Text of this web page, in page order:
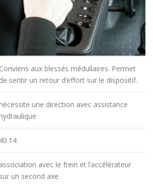
Conviens aux blessés médullaires. Permet
de sentir un retour d’effort sur le dispositif.
une direction avec assistance
40.14
association avec le frein et l’accélérateur
sur un second axe